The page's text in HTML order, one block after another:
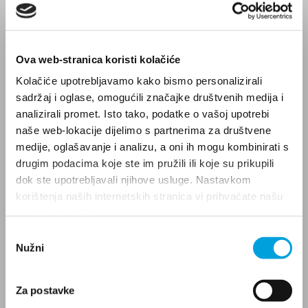
Ova web-stranica koristi kolačiće
Kolačiće upotrebljavamo kako bismo personalizirali
sadržaj i oglase, omogućili značajke društvenih medija i
analizirali promet. Isto tako, podatke o vašoj upotrebi
naše web-lokacije dijelimo s partnerima za društvene
medije, oglašavanje i analizu, a oni ih mogu kombinirati s
drugim podacima koje ste im pružili ili koje su prikupili
dok ste upotrebljavali njihove usluge. Nastavkom
korištenja naših internetskih stranica vi prihvaćate našu
pristanka
Nužni
Za postavke